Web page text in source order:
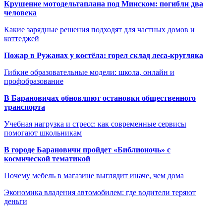
Крушение мотодельтаплана под Минском: погибли два
человека
Какие зарядные решения подходят для частных домов и
коттеджей
Пожар в Ружанах у костёла: горел склад леса-кругляка
Гибкие образовательные модели: школа, онлайн и
профобразование
В Барановичах обновляют остановки общественного
транспорта
Учебная нагрузка и стресс: как современные сервисы
помогают школьникам
В городе Барановичи пройдет «Библионочь» с
космической тематикой
Почему мебель в магазине выглядит иначе, чем дома
Экономика владения автомобилем: где водители теряют
деньги